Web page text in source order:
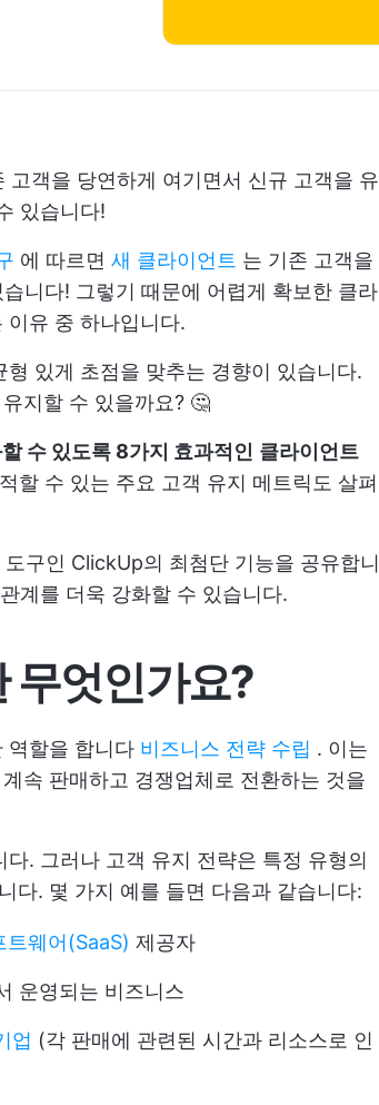
객을 당연하게 여기면서 신규 고객을 유
있습니다!
에 따르면 새 클라이언트 는 기존 고객을
니다! 그렇기 때문에 어렵게 확보한 클라
이유 중 하나입니다.
있게 초점을 맞추는 경향이 있습니다.
지할 수 있을까요? 🤔
수 있도록 8가지 효과적인 클라이언트
수 있는 주요 고객 유지 메트릭도 살펴
구인 ClickUp의 최첨단 기능을 공유합니
계를 더욱 강화할 수 있습니다.
무엇인가요?
역할을 합니다 비즈니스 전략 수립 . 이는
속 판매하고 경쟁업체로 전환하는 것을
. 그러나 고객 유지 전략은 특정 유형의
다. 몇 가지 예를 들면 다음과 같습니다:
트웨어(SaaS) 제공자
운영되는 비즈니스
업 (각 판매에 관련된 시간과 리소스로 인